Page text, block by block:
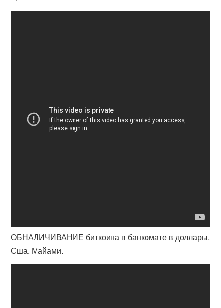
ОБНАЛИЧИВАНИЕ биткоина в банкомате в доллары.
Сша. Майами.